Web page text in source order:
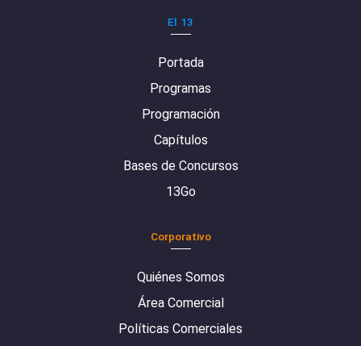
El 13
Portada
Programas
Programación
Capítulos
Bases de Concursos
13Go
Corporativo
Quiénes Somos
Área Comercial
Políticas Comerciales